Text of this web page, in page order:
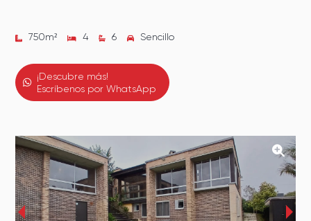
750m² 4 6 Sencillo
¡Descubre más!
Escríbenos por WhatsApp
‹ ›